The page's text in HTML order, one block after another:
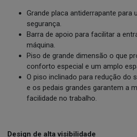
Grande placa antiderrapante para
segurança.
Barra de apoio para facilitar a
máquina.
Piso de grande dimensão o que
conforto especial e um amplo
O piso inclinado para redução do
e os pedais grandes garantem a
facilidade no trabalho.
Design de alta visibilidade